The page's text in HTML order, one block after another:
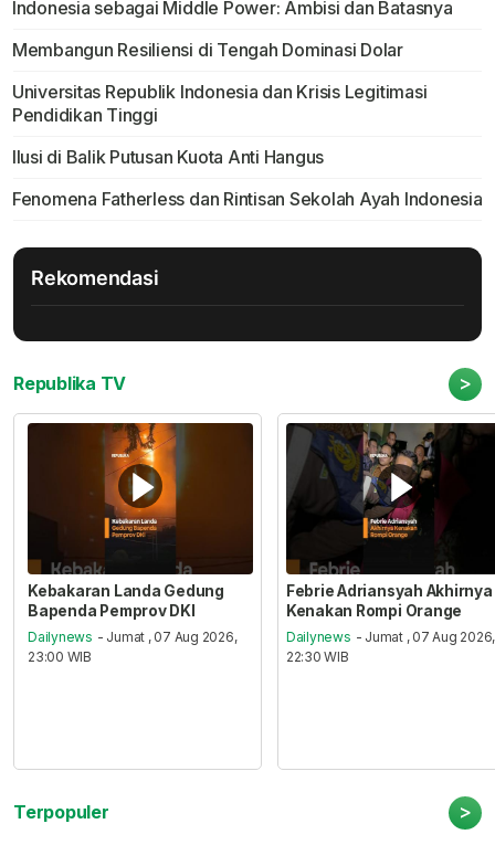
Indonesia sebagai Middle Power: Ambisi dan Batasnya
Membangun Resiliensi di Tengah Dominasi Dolar
Universitas Republik Indonesia dan Krisis Legitimasi
Pendidikan Tinggi
Ilusi di Balik Putusan Kuota Anti Hangus
Fenomena Fatherless dan Rintisan Sekolah Ayah Indonesia
Rekomendasi
Republika TV >
Kebakaran Landa Gedung
Bapenda Pemprov DKI
Dailynews - Jumat , 07 Aug 2026,
23:00 WIB
Febrie Adriansyah Akhirnya
Kenakan Rompi Orange
Dailynews - Jumat , 07 Aug 2026,
22:30 WIB
Terpopuler >